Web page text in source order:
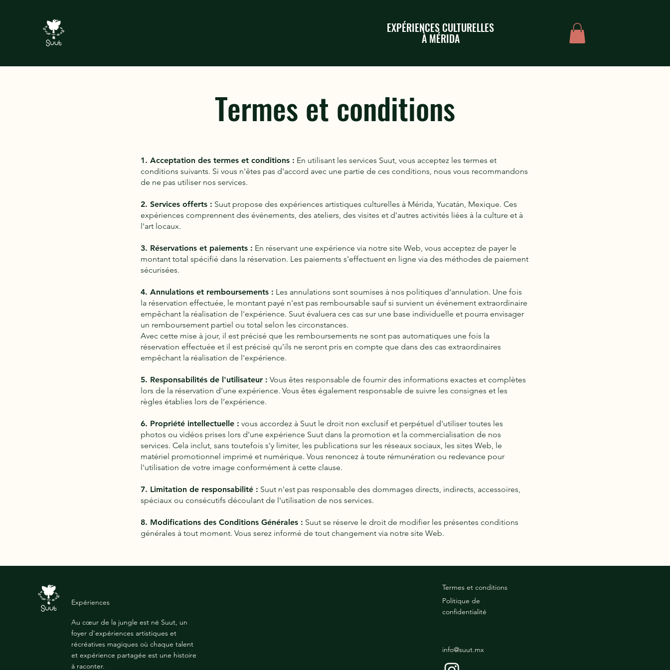
EXPÉRIENCES CULTURELLES
À MÉRIDA
Termes et conditions
1. Acceptation des termes et conditions : En utilisant les services Suut, vous acceptez les termes et
conditions suivants. Si vous n'êtes pas d'accord avec une partie de ces conditions, nous vous recommandons
de ne pas utiliser nos services.
2. Services offerts : Suut propose des expériences artistiques culturelles à Mérida, Yucatán, Mexique. Ces
expériences comprennent des événements, des ateliers, des visites et d'autres activités liées à la culture et à
l'art locaux.
3. Réservations et paiements : En réservant une expérience via notre site Web, vous acceptez de payer le
montant total spécifié dans la réservation. Les paiements s'effectuent en ligne via des méthodes de paiement
sécurisées.
4. Annulations et remboursements : Les annulations sont soumises à nos politiques d'annulation. Une fois
la réservation effectuée, le montant payé n'est pas remboursable sauf si survient un événement extraordinaire
empêchant la réalisation de l'expérience. Suut évaluera ces cas sur une base individuelle et pourra envisager
un remboursement partiel ou total selon les circonstances.
Avec cette mise à jour, il est précisé que les remboursements ne sont pas automatiques une fois la
réservation effectuée et il est précisé qu'ils ne seront pris en compte que dans des cas extraordinaires
empêchant la réalisation de l'expérience.
5. Responsabilités de l'utilisateur : Vous êtes responsable de fournir des informations exactes et complètes
lors de la réservation d'une expérience. Vous êtes également responsable de suivre les consignes et les
règles établies lors de l’expérience.
6. Propriété intellectuelle : vous accordez à Suut le droit non exclusif et perpétuel d'utiliser toutes les
photos ou vidéos prises lors d'une expérience Suut dans la promotion et la commercialisation de nos
services. Cela inclut, sans toutefois s'y limiter, les publications sur les réseaux sociaux, les sites Web, le
matériel promotionnel imprimé et numérique. Vous renoncez à toute rémunération ou redevance pour
l'utilisation de votre image conformément à cette clause.
7. Limitation de responsabilité : Suut n'est pas responsable des dommages directs, indirects, accessoires,
spéciaux ou consécutifs découlant de l'utilisation de nos services.
8. Modifications des Conditions Générales : Suut se réserve le droit de modifier les présentes conditions
générales à tout moment. Vous serez informé de tout changement via notre site Web.
Expériences
Au cœur de la jungle est né Suut, un
foyer d'expériences artistiques et
récréatives magiques où chaque talent
et expérience partagée est une histoire
à raconter.
Termes et conditions
Politique de
confidentialité
info@suut.mx